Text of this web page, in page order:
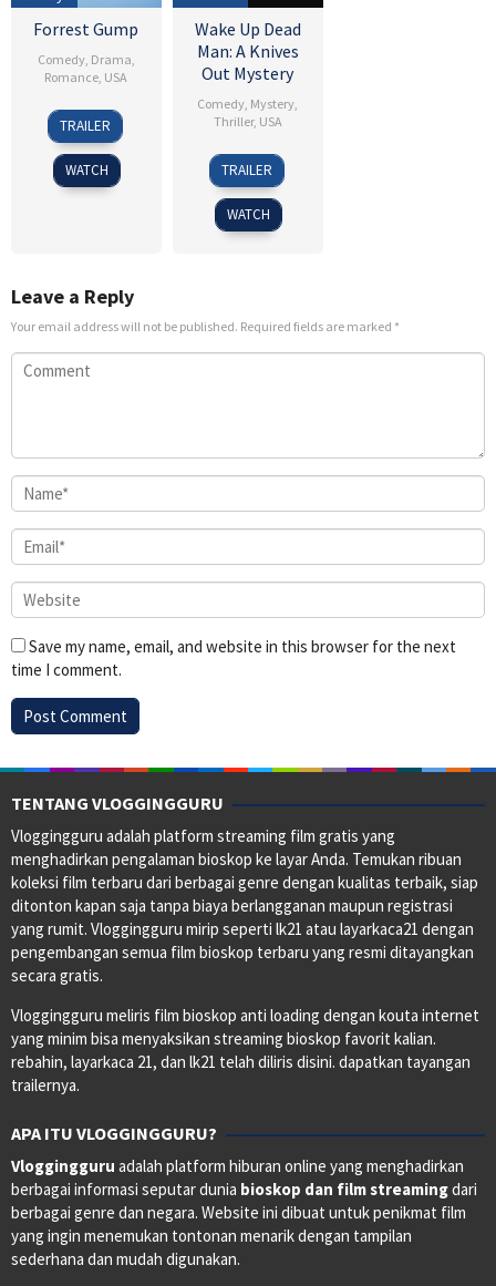
Forrest Gump
Comedy, Drama
Romance USA
23
Jun
1994
Robert
Zemeckis
TRAILER
WATCH
Wake Up Dead
Man: A Knives
Out Mystery
Comedy Mystery
Thriller, USA
26
Nov
2025
Rian
Johnson
TRAILER
WATCH
Leave a Reply
Your email address will not be published. Required fields are marked *
Save my name, email, and website in this browser for the next
time I comment.
TENTANG VLOGGINGGURU
Vloggingguru adalah platform streaming film gratis yang
menghadirkan pengalaman bioskop ke layar Anda. Temukan ribuan
koleksi film terbaru dari berbagai genre dengan kualitas terbaik, siap
ditonton kapan saja tanpa biaya berlangganan maupun registrasi
yang rumit. Vloggingguru mirip seperti lk21 atau layarkaca21 dengan
pengembangan semua film bioskop terbaru yang resmi ditayangkan
secara gratis.
Vloggingguru meliris film bioskop anti loading dengan kouta internet
yang minim bisa menyaksikan streaming bioskop favorit kalian.
rebahin, layarkaca 21, dan lk21 telah diliris disini. dapatkan tayangan
trailernya.
APA ITU VLOGGINGGURU?
Vloggingguru adalah platform hiburan online yang menghadirkan
berbagai informasi seputar dunia bioskop dan film streamingdari
berbagai genre dan negara. Website ini dibuat untuk penikmat film
yang ingin menemukan tontonan menarik dengan tampilan
sederhana dan mudah digunakan.